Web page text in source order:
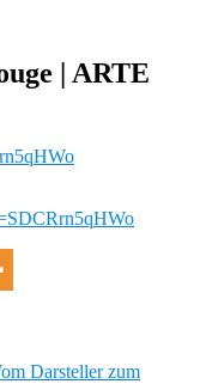
| ARTE
Darsteller zum